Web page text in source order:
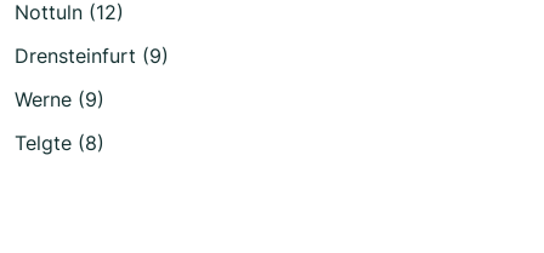
Nottuln (12)
Drensteinfurt (9)
Werne (9)
Telgte (8)